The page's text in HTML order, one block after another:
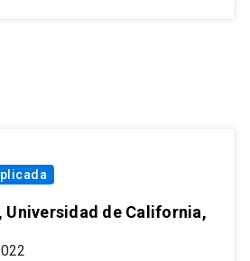
Universidad de California,